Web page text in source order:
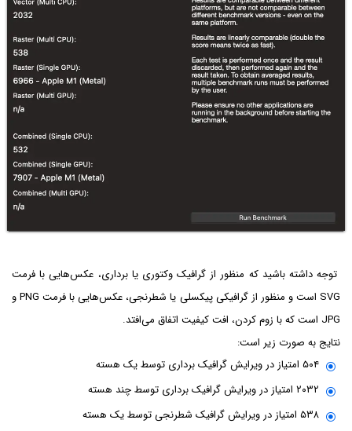
توجه داشته باشید که منظور از گرافیک وکتوری یا برداری، عکس‌هایی با فرمت
SVG است و منظور از گرافیکی پیکسلی یا شطرنجی، عکس‌هایی با فرمت PNG و
JPG است که با زوم کردن، افت کیفیت اتفاق می‌افتد.
نتایج به صورت زیر است:
۵۰۴ امتیاز در ویرایش گرافیک برداری توسط یک هسته
۲۰۳۲ امتیاز در ویرایش گرافیک برداری توسط چند هسته
۵۳۸ امتیاز در ویرایش گرافیک شطرنجی توسط یک هسته